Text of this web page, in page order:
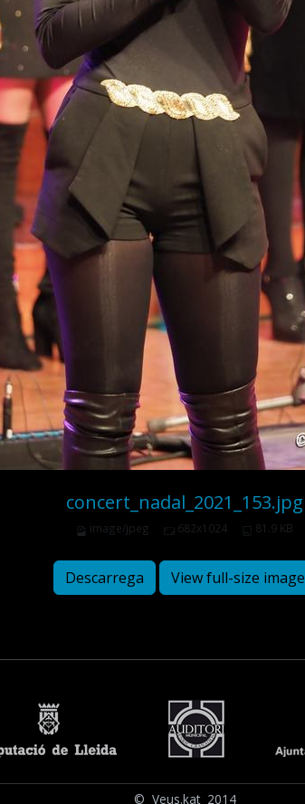
concert_nadal_2021_153.jpg
image/jpeg 682x1024 81.9 KB
Descarrega View full-size image
© Veus.kat 2014